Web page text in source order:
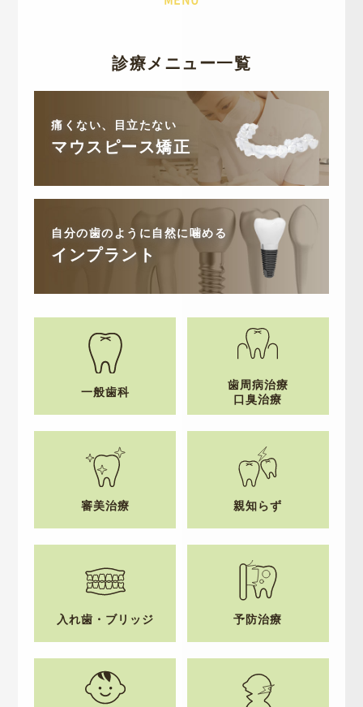
診療メニュー一覧
痛くない、目立たない
マウスピース矯正
自分の歯のように自然に噛める
インプラント
一般歯科
歯周病治療
口臭治療
審美治療 親知らず
入れ歯・ブリッジ 予防治療